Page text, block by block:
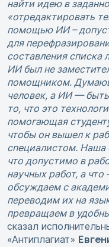
найти идею в
«отредактировать
помощью ИИ –
для
составления списка
ИИ был не
помощником.
человек, а ИИ —
то, что это
помогающая
чтобы он вышел к
специалистом. Наша
что допустимо в
научных работ, а
обсуждаем с
переводим их на
превращаем в
сказал
«Антиплагиат»